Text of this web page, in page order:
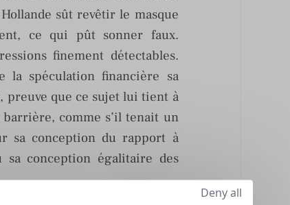
sût revêtir le masque
ce qui pût sonner faux.
finement détectables.
la spéculation financière sa
que ce sujet lui tient à
comme s’il tenait un
sa conception du rapport à
sa conception égalitaire des
Deny all